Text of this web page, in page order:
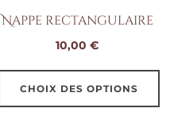
sur
produit
Nappe rectangulaire
10,00€
CHOIX DES OPTIONS